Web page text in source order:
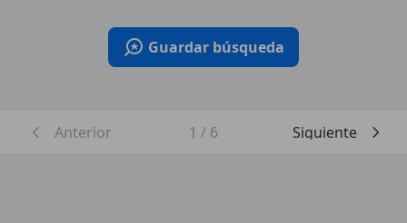
Guardar búsqueda
Anterior 1 / 6 Siguiente